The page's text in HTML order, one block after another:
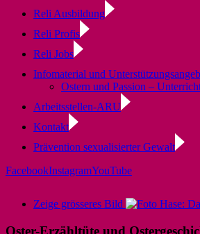
Reli Ausbildung
Reli Profis
Reli Jobs
Infomaterial und
Ostern und Passion –
Arbeitsstellen-ARU
Kontakt
Prävention sexualisierter Gewalt
FacebookInstagramYouTube
Zeige grösseres Bild
Oster-Erzähltüte und